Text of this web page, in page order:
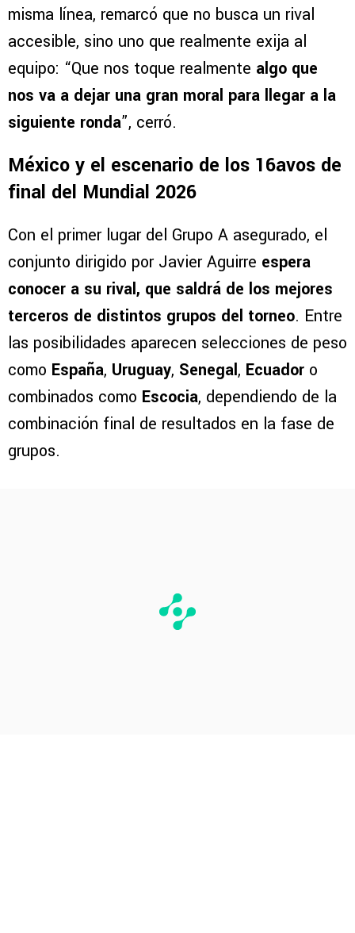
misma línea, remarcó que no busca un rival
accesible, sino uno que realmente exija al
equipo: “Que nos toque realmente algo que
nos va a dejar una gran moral para llegar a la
siguiente ronda”, cerró.
México y el escenario de los 16avos de
final del Mundial 2026
Con el primer lugar del Grupo A asegurado, el
conjunto dirigido por Javier Aguirre espera
conocer a su rival, que saldrá de los mejores
terceros de distintos grupos del torneo. Entre
las posibilidades aparecen selecciones de peso
como España, Uruguay, Senegal, Ecuador o
combinados como Escocia, dependiendo de la
combinación final de resultados en la fase de
grupos.